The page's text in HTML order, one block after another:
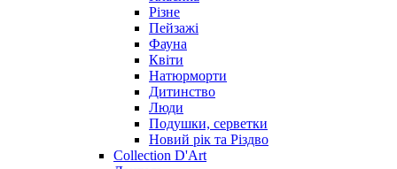
Різне
Пейзажі
Фауна
Квіти
Натюрморти
Дитинство
Люди
Подушки, серветки
Новий рік та Різдво
Collection D'Art